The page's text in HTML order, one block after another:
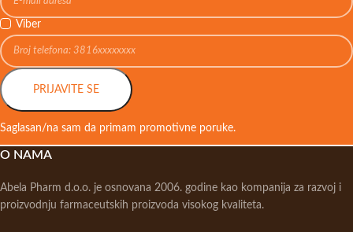
Viber
PRIJAVITE SE
Saglasan/na sam da primam promotivne poruke.
O NAMA
Abela Pharm d.o.o. je osnovana 2006. godine kao kompanija za razvoj i
proizvodnju farmaceutskih proizvoda visokog kvaliteta.